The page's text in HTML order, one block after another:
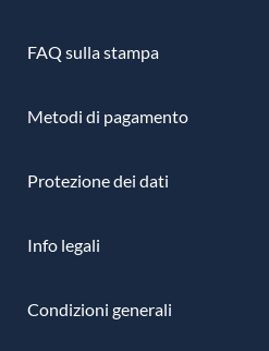
FAQ sulla stampa
Metodi di pagamento
Protezione dei dati
Info legali
Condizioni generali